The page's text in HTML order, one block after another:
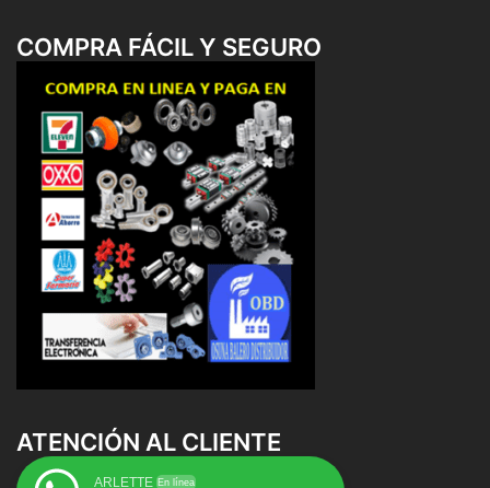
COMPRA FÁCIL Y SEGURO
ATENCIÓN AL CLIENTE
ARLETTE En línea